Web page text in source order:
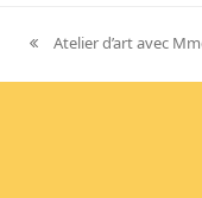
previous
post:
Atelier d’art avec